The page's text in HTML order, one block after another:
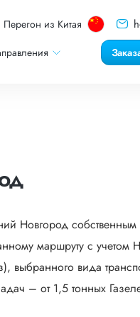
Перегон из Китая
Новгород
маршруту с
вида
– от 1,5 тонных